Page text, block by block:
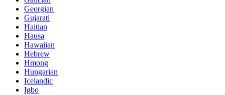
Georgian
Gujarati
Haitian
Hausa
Hawaiian
Hebrew
Hmong
Hungarian
Icelandic
Igbo